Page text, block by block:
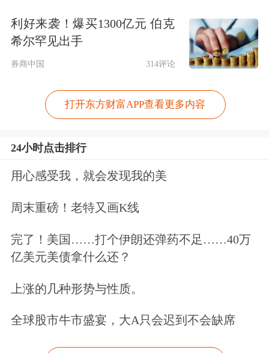
利好来袭！爆买1300亿元 伯克
希尔罕见出手
券商中国 314评论
打开东方财富APP查看更多内容
24小时点击排行
用心感受我，就会发现我的美
周末重磅！老特又画K线
完了！美国……打个伊朗还弹药不足……40万
亿美元美债拿什么还？
上涨的几种形势与性质。
全球股市牛市盛宴，大A只会迟到不会缺席